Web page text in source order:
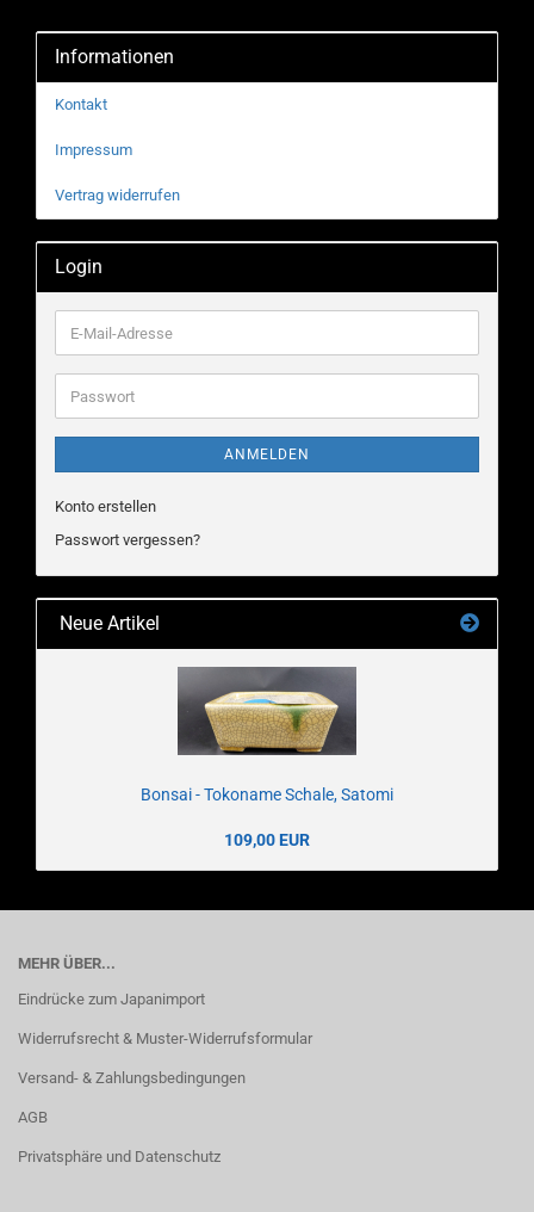
Informationen
Kontakt
Impressum
Vertrag widerrufen
Login
E-
Mail-
Adresse
Passwort
ANMELDEN
Konto erstellen
Passwort vergessen?
Neue Artikel
Bonsai - Tokoname Schale, Satomi
109,00 EUR
MEHR ÜBER...
Eindrücke zum Japanimport
Widerrufsrecht & Muster-Widerrufsformular
Versand- & Zahlungsbedingungen
AGB
Privatsphäre und Datenschutz